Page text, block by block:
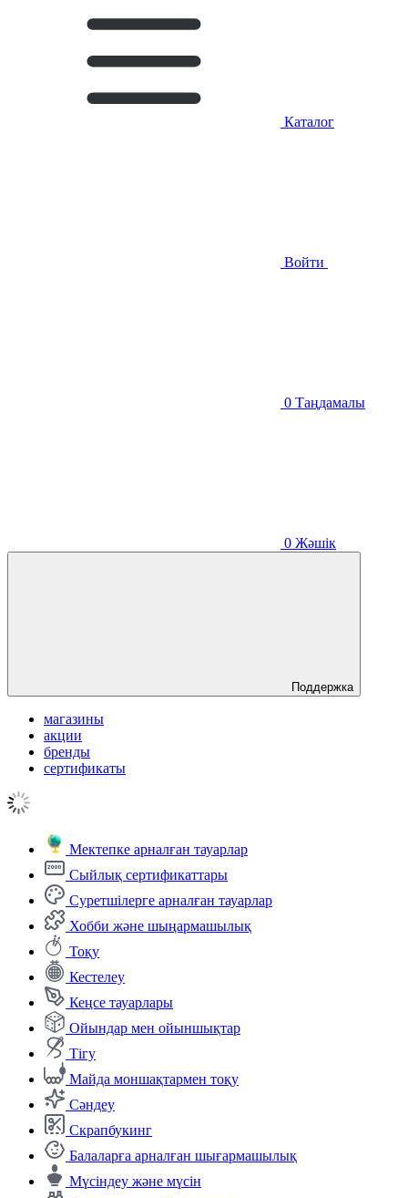
Каталог
Войти
0 Таңдамалы
0 Жәшік
Поддержка
магазины
акции
бренды
сертификаты
Мектепке арналған тауарлар
Сыйлық сертификаттары
Суретшілерге арналған тауарлар
Хобби және шыңармашылық
Тоқу
Кестелеу
Кеңсе тауарлары
Ойындар мен ойыншықтар
Тігу
Майда моншақтармен тоқу
Сәндеу
Скрапбукинг
Балаларға арналған шығармашылық
Мүсіндеу және мүсін